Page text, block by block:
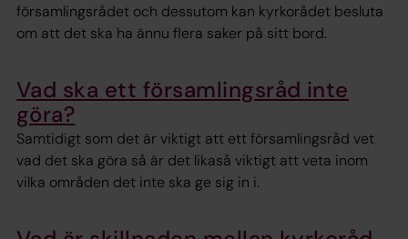
församlingsrådet och dessutom kan kyrkorådet besluta
om att det ska ha ännu flera saker på sitt bord.
Vad ska ett församlingsråd inte
göra?
Samtidigt som det är viktigt att ett församlingsråd vet
vad det ska göra så är det likaså viktigt att veta inom
vilka områden det inte ska ge sig in i.